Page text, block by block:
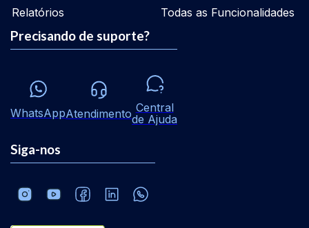
Relatórios
Todas as Funcionalidades
Precisando de suporte?
WhatsAppAtendimento Central
de Ajuda
Siga-nos